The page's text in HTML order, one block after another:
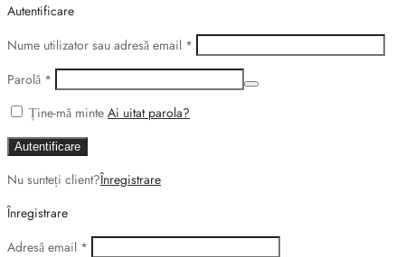
Autentificare
Nume utilizator sau adresă email *
Parolă *
Ține-mă minte Ai uitat parola?
Autentificare
Nu sunteți client?Înregistrare
Înregistrare
Adresă email *